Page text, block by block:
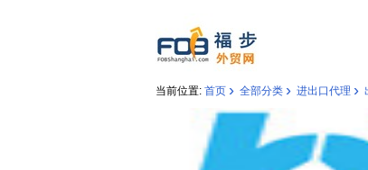
当前位置: 首页 › 全部分类 › 进出口代理 ›